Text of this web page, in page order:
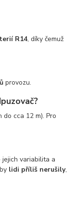
R14, díky čemuž
provozu.
do cca 12 m). Pro
jejich variabilita a
lidi příliš nerušily,